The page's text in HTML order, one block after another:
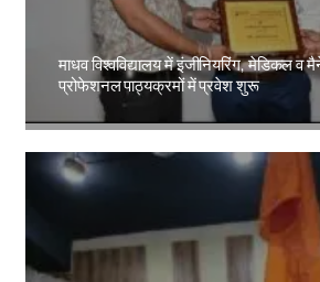
माधव विश्वविद्यालय में इंजीनियरिंग, मेडिकल व
प्रोफेशनल पाठ्यक्रमों में प्रवेश शुरू
Amit Lekh